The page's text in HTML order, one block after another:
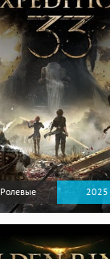
Ролевые 2025